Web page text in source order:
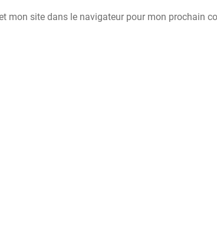
mon site dans le navigateur pour mon prochain